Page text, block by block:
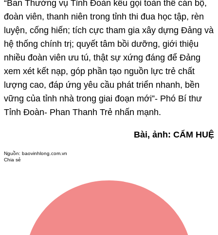
“Ban Thường vụ Tỉnh Đoàn kêu gọi toàn thể cán bộ,
đoàn viên, thanh niên trong tỉnh thi đua học tập, rèn
luyện, cống hiến; tích cực tham gia xây dựng Đảng và
hệ thống chính trị; quyết tâm bồi dưỡng, giới thiệu
nhiều đoàn viên ưu tú, thật sự xứng đáng để Đảng
xem xét kết nạp, góp phần tạo nguồn lực trẻ chất
lượng cao, đáp ứng yêu cầu phát triển nhanh, bền
vững của tỉnh nhà trong giai đoạn mới”- Phó Bí thư
Tỉnh Đoàn- Phan Thanh Trẻ nhấn mạnh.
Bài, ảnh: CẨM HUỆ
Nguồn: baovinhlong.com.vn
Chia sẻ